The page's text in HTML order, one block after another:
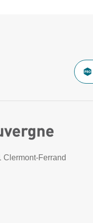
Clermont-Ferrand